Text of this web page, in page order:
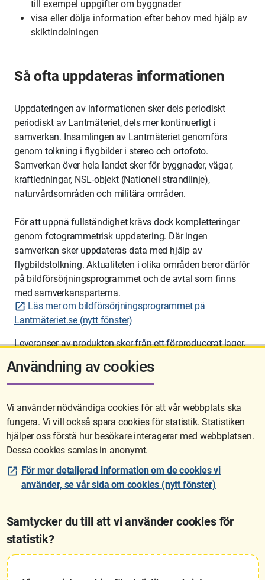
till exempel uppgifter om byggnader
visa eller dölja information efter behov med hjälp av
skiktindelningen
Så ofta uppdateras informationen
Uppdateringen av informationen sker dels periodiskt
periodiskt av Lantmäteriet, dels mer kontinuerligt i
samverkan. Insamlingen av Lantmäteriet genomförs
genom tolkning i flygbilder i stereo och ortofoto.
Samverkan över hela landet sker för byggnader, vägar,
kraftledningar, NSL-objekt (Nationell strandlinje),
naturvårdsområden och militära områden.
För att uppnå fullständighet krävs dock kompletteringar
genom fotogrammetrisk uppdatering. Där ingen
samverkan sker uppdateras data med hjälp av
flygbildstolkning. Aktualiteten i olika områden beror därför
på bildförsörjningsprogrammet och de avtal som finns
med samverkansparterna.
Läs mer om bildförsörjningsprogrammet på
Lantmäteriet.se (nytt fönster)
Leveranser av produkten sker från ett förproducerat lager,
som uppdateras veckovis.
Sidan uppdaterades senast: 2026-06-11 15:56
Användning av cookies
Vi använder nödvändiga cookies för att vår webbplats ska
fungera. Vi vill också spara cookies för statistik. Statistiken
hjälper oss förstå hur besökare interagerar med webbplatsen.
Dessa cookies samlas in anonymt.
För mer detaljerad information om de cookies vi
använder, se vår sida om cookies (nytt fönster)
Samtycker du till att vi använder cookies för
statistik?
Lantmäteriet är den myndighet som kartlägger Sverige. Till våra
uppgifter hör också att registrera och säkra ägandet av alla fastigheter
samt hantera deras gränser. Vi tillhör Landsbygds- och